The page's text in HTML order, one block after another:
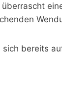
bereits